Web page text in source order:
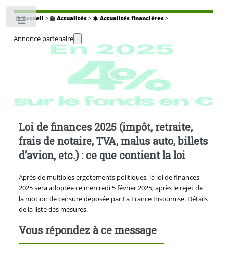
🏠Accueil > 📰 Actualités> 💲 Actualités financières>
Annonce partenaire
Loi de finances 2025 (impôt, retraite,
frais de notaire, TVA, malus auto, billets
d’avion, etc.) : ce que contient la loi
Après de multiples ergotements politiques, la loi de finances
2025 sera adoptée ce mercredi 5 février 2025, après le rejet de
la motion de censure déposée par La France Insoumise. Détails
de la liste des mesures.
Vous répondez à ce message
Toggle